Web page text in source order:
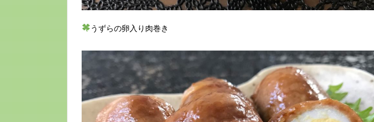
うずらの卵入り肉巻き